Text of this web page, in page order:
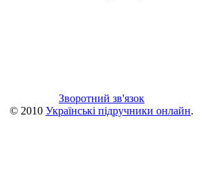
Зворотний зв'язок
© 2010 Українські підручники онлайн.